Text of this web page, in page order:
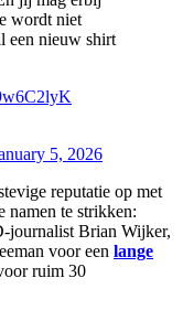
wordt niet
een nieuw shirt
5, 2026
reputatie op met
namen te strikken:
journalist Brian Wijker,
voor een lange
ruim 30